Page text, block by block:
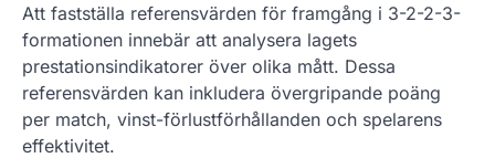
Att fastställa referensvärden för framgång i 3-2-2-3-
formationen innebär att analysera lagets
prestationsindikatorer över olika mått. Dessa
referensvärden kan inkludera övergripande poäng
per match, vinst-förlustförhållanden och spelarens
effektivitet.